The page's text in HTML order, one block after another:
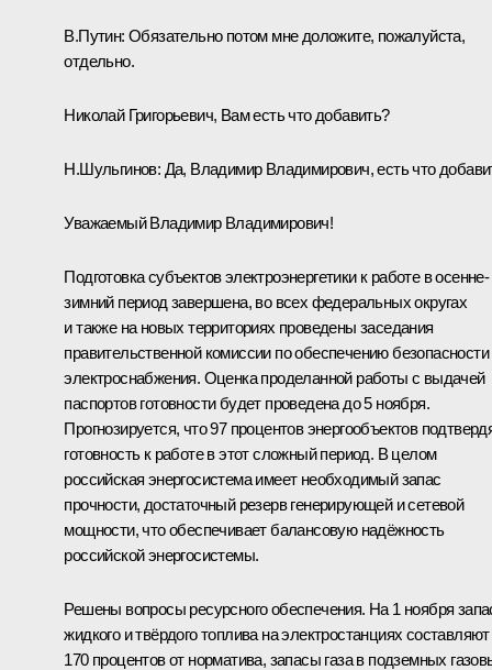
В.Путин: Обязательно потом мне доложите, пожалуйста,
отдельно.
Николай Григорьевич, Вам есть что добавить?
Н.Шульгинов: Да, Владимир Владимирович, есть что
Уважаемый Владимир Владимирович!
Подготовка субъектов электроэнергетики к работе в осенне-
зимний период завершена, во всех федеральных округах
и также на новых территориях проведены заседания
правительственной комиссии по обеспечению безопасности
электроснабжения. Оценка проделанной работы с выдачей
паспортов готовности будет проведена до 5 ноября.
Прогнозируется, что 97 процентов энергообъектов
готовность к работе в этот сложный период. В целом
российская энергосистема имеет необходимый запас
прочности, достаточный резерв генерирующей и сетевой
мощности, что обеспечивает балансовую надёжность
российской энергосистемы.
Решены вопросы ресурсного обеспечения. На 1 ноября
жидкого и твёрдого топлива на электростанциях составляют
170 процентов от норматива, запасы газа в подземных